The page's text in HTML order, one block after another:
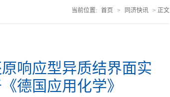
当前位置: 首页 > 同济快讯 > 正文
响应型异质结界面实
德国应用化学》